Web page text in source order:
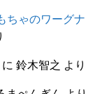
ちゃのワーグナ
に鈴木智之 より